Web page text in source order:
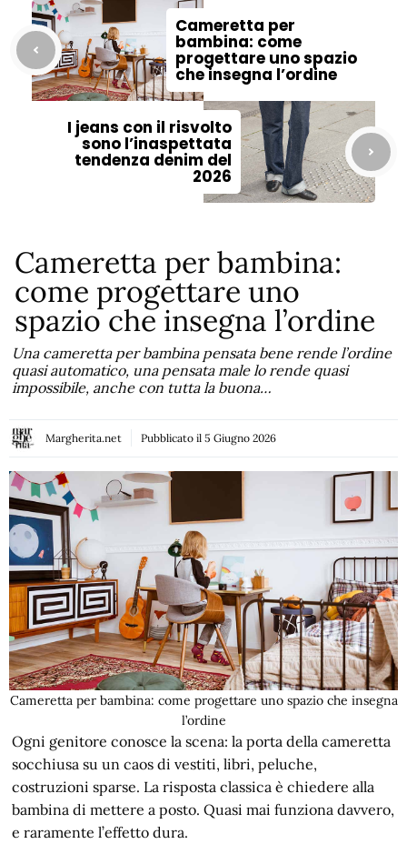
Cameretta per
bambina: come
progettare uno spazio
che insegna l’ordine
I jeans con il risvolto
sono l’inaspettata
tendenza denim del
2026
Cameretta per bambina:
come progettare uno
spazio che insegna l’ordine
Una cameretta per bambina pensata bene rende l’ordine
quasi automatico, una pensata male lo rende quasi
impossibile, anche con tutta la buona…
Margherita.net Pubblicato il 5 Giugno 2026
Cameretta per bambina: come progettare uno spazio che insegna
l’ordine
Ogni genitore conosce la scena: la porta della cameretta
socchiusa su un caos di vestiti, libri, peluche,
costruzioni sparse. La risposta classica è chiedere alla
bambina di mettere a posto. Quasi mai funziona davvero,
e raramente l’effetto dura.